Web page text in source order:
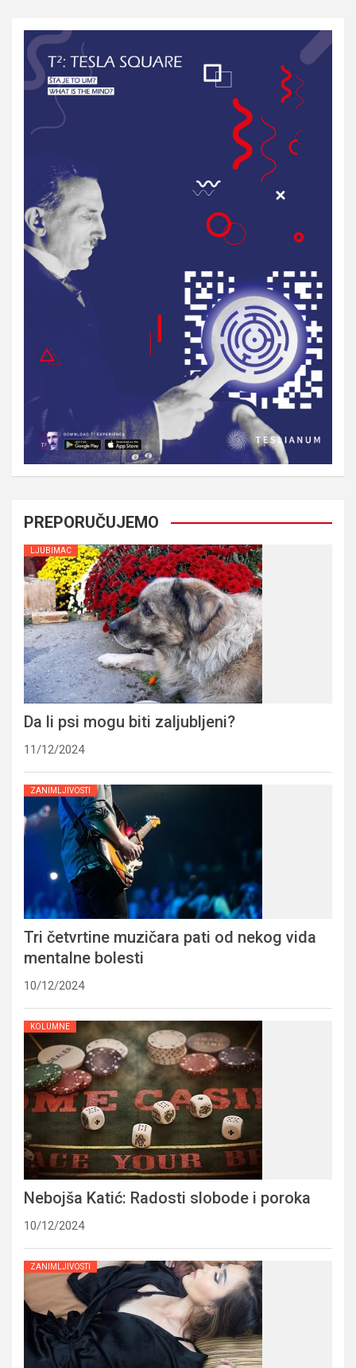
PREPORUČUJEMO
LJUBIMAC
Da li psi mogu biti zaljubljeni?
11/12/2024
ZANIMLJIVOSTI
Tri četvrtine muzičara pati od nekog vida
mentalne bolesti
10/12/2024
KOLUMNE
Nebojša Katić: Radosti slobode i poroka
10/12/2024
ZANIMLJIVOSTI